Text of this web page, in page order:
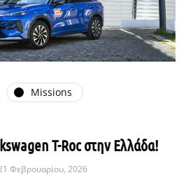
Missions
T-Roc στην Ελλάδα!
Φεβρουαρίου, 2026